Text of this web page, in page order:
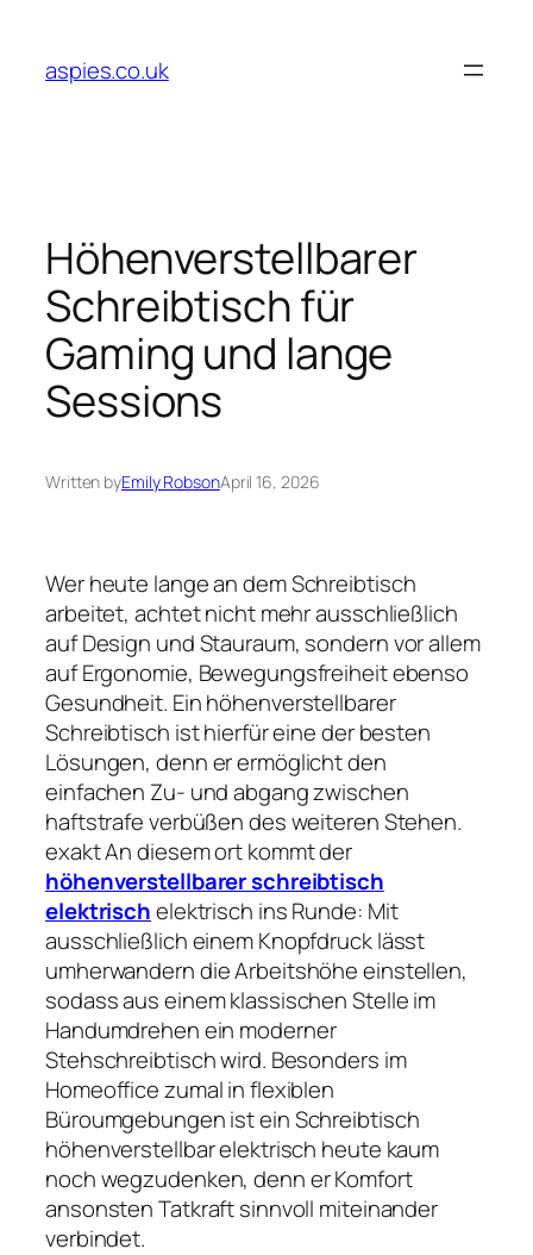
content
aspies.co.uk
Höhenverstellbarer
Schreibtisch für
Gaming und lange
Sessions
Written byEmily RobsonApril 16, 2026
Wer heute lange an dem Schreibtisch
arbeitet, achtet nicht mehr ausschließlich
auf Design und Stauraum, sondern vor allem
auf Ergonomie, Bewegungsfreiheit ebenso
Gesundheit. Ein höhenverstellbarer
Schreibtisch ist hierfür eine der besten
Lösungen, denn er ermöglicht den
einfachen Zu- und abgang zwischen
haftstrafe verbüßen des weiteren Stehen.
exakt An diesem ort kommt der
höhenverstellbarer schreibtisch
elektrischelektrisch ins Runde: Mit
ausschließlich einem Knopfdruck lässt
umherwandern die Arbeitshöhe einstellen,
sodass aus einem klassischen Stelle im
Handumdrehen ein moderner
Stehschreibtisch wird. Besonders im
Homeoffice zumal in flexiblen
Büroumgebungen ist ein Schreibtisch
höhenverstellbar elektrisch heute kaum
noch wegzudenken, denn er Komfort
ansonsten Tatkraft sinnvoll miteinander
verbindet.